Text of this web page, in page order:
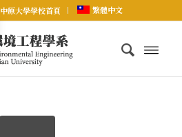
中原大學學校首頁 繁體中文